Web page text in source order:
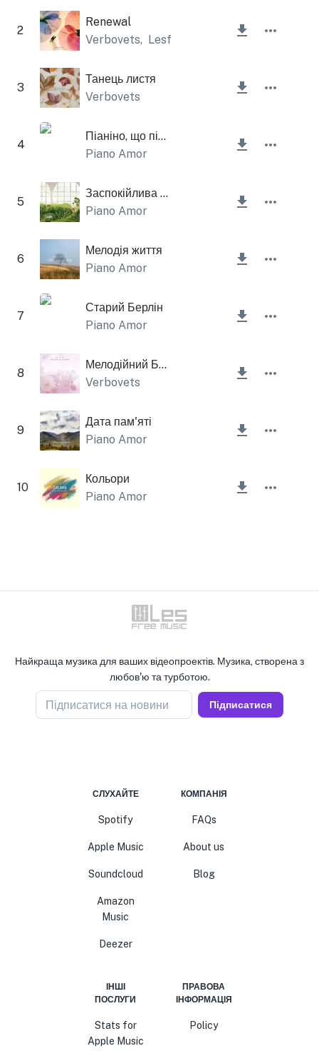
2
Renewal
Verbovets, Lesfm
3
Танець листя
Verbovets
4
Піаніно, що піднімає настрій
Piano Amor
5
Заспокійлива мелодія
Piano Amor
6
Мелодія життя
Piano Amor
7
Старий Берлін
Piano Amor
8
Мелодійний Блум
Verbovets
9
Дата пам'яті
Piano Amor
10
Кольори
Piano Amor
Найкраща музика для ваших відеопроектів. Музика, створена з
любов'ю та турботою.
Підписатися на новини Підписатися
СЛУХАЙТЕ
Spotify
Apple Music
Soundcloud
Amazon
Music
Deezer
КОМПАНІЯ
FAQs
About us
Blog
ІНШІ
ПОСЛУГИ
Stats for
Apple Music
ПРАВОВА
ІНФОРМАЦІЯ
Policy